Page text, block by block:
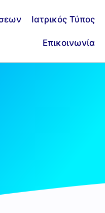
Ιατρικός Τύπος
Επικοινωνία